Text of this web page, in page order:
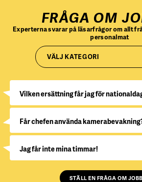
FRÅGA OM
Experterna svarar på läsarfrågor om allt
personalmat
VÄLJ KATEGORI
Vilken ersättning får jag för
Får chefen använda
Jag får inte mina timmar!
STÄLL EN FRÅGA OM